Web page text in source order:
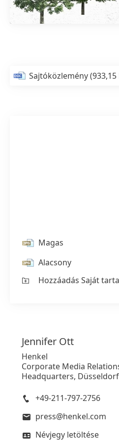
Sajtóközlemény(933,15
Magas
Alacsony
Hozzáadás Saját
Jennifer Ott
Henkel
Corporate Media
Headquarters,
+49-211-797-2756
press@henkel.com
Névjegy letöltése